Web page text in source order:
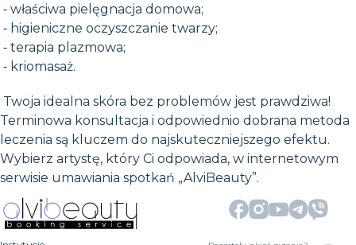
⁃ właściwa pielęgnacja domowa;
⁃ higieniczne oczyszczanie twarzy;
⁃ terapia plazmowa;
⁃ kriomasaż.
Twoja idealna skóra bez problemów jest prawdziwa!
Terminowa konsultacja i odpowiednio dobrana metoda
leczenia są kluczem do najskuteczniejszego efektu.
Wybierz artystę, który Ci odpowiada, w internetowym
serwisie umawiania spotkań „AlviBeauty”.